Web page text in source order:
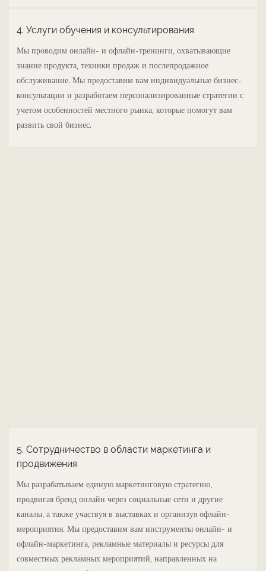
4. Услуги обучения и консультирования
Мы проводим онлайн- и офлайн-тренинги, охватывающие
знание продукта, техники продаж и послепродажное
обслуживание. Мы предоставим вам индивидуальные бизнес-
консультации и разработаем персонализированные стратегии с
учетом особенностей местного рынка, которые помогут вам
развить свой бизнес.
5. Сотрудничество в области маркетинга и
продвижения
Мы разрабатываем единую маркетинговую стратегию,
продвигая бренд онлайн через социальные сети и другие
каналы, а также участвуя в выставках и организуя офлайн-
мероприятия. Мы предоставим вам инструменты онлайн- и
офлайн-маркетинга, рекламные материалы и ресурсы для
совместных рекламных мероприятий, направленных на